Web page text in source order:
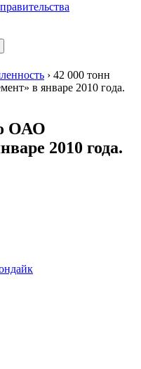
› 42 000 тонн
в январе 2010 года.
ОАО
2010 года.